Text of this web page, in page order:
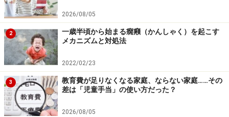
す。北陸新幹線が延伸したため、金沢と福井の組み合わ
せも増えています」（竹内さん）
班別行動のしやすさという点では、路面電車が走ってい
る長崎も人気。その他、農村や漁村での民泊体験へのニ
ーズも高まっているとのことです。
「民泊は異なる生活文化を体験する刺激もありますし、
2026/08/05
2
一歳半頃から始まる癇癪（かんしゃく）を起こす
メカニズムと対処法
2022/02/23
3
教育費が足りなくなる家庭、ならない家庭……その
差は「児童手当」の使い方だった？
2026/08/05